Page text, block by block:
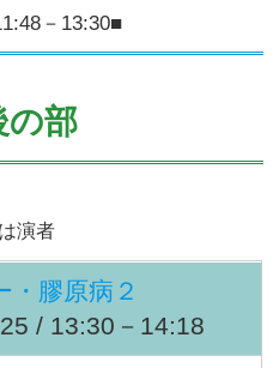
－13:30■
の部
演者
・膠原病２
/ 13:30－14:18